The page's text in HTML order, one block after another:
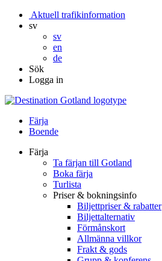
Aktuell trafikinformation
sv
sv
en
de
Sök
Logga in
Färja
Boende
Färja
Ta färjan till Gotland
Boka färja
Turlista
Priser & bokningsinfo
Biljettpriser & rabatter
Biljettalternativ
Förmånskort
Allmänna villkor
Frakt & gods